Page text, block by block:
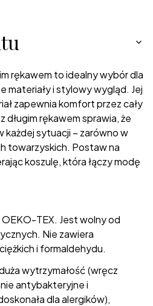
rękawem to idealny wybór dla
materiały i stylowy wygląd. Jej
zapewnia komfort przez cały
długim rękawem sprawia, że
każdej sytuacji – zarówno w
towarzyskich. Postaw na
koszulę, która łączy modę
TEX. Jest wolny od
Nie zawiera
i formaldehydu.
wytrzymałość (wręcz
antybakteryjne i
dla alergików),